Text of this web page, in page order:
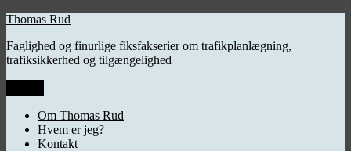
Videre
indhold
Thomas Rud
Faglighed og finurlige fiksfakserier om trafikplanlægning,
trafiksikkerhed og tilgængelighed
Om Thomas Rud
Hvem er jeg?
Kontakt